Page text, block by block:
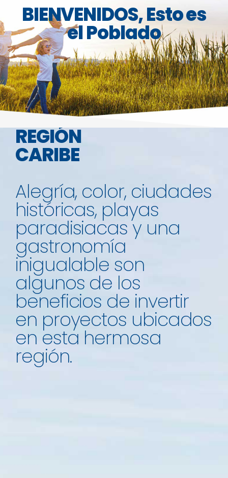
BIENVENIDOS, Esto es
el Poblado
REGIÓN
CARIBE
Alegría, color, ciudades
históricas, playas
paradisiacas y una
gastronomía
inigualable son
algunos de los
beneficios de invertir
en proyectos ubicados
en esta hermosa
región.